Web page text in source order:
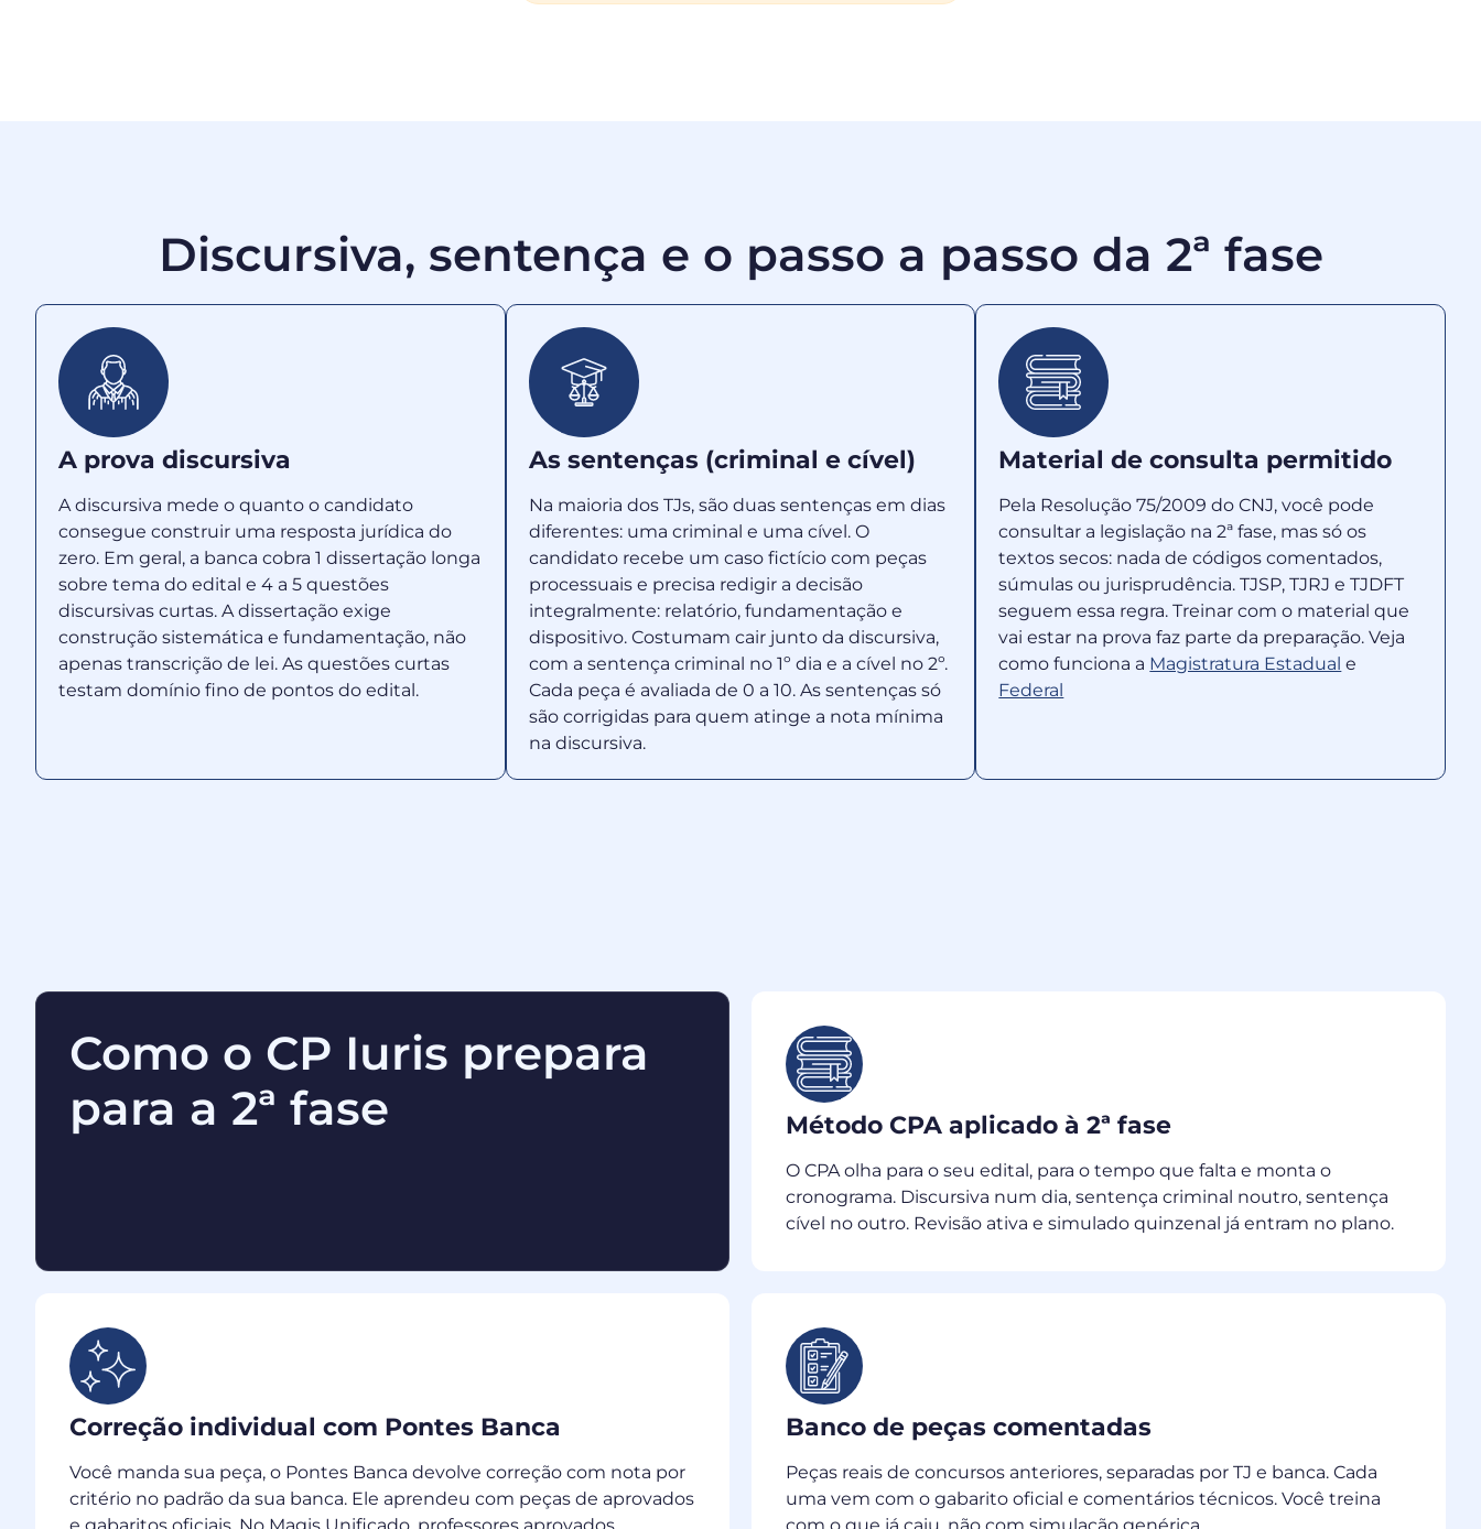
Discursiva, sentença e o passo a passo da 2ª fase
A prova discursiva
A discursiva mede o quanto o candidato
consegue construir uma resposta jurídica do
zero. Em geral, a banca cobra 1 dissertação longa
sobre tema do edital e 4 a 5 questões
discursivas curtas. A dissertação exige
construção sistemática e fundamentação, não
apenas transcrição de lei. As questões curtas
testam domínio fino de pontos do edital.
As sentenças (criminal e cível)
Na maioria dos TJs, são duas sentenças em dias
diferentes: uma criminal e uma cível. O
candidato recebe um caso fictício com peças
processuais e precisa redigir a decisão
integralmente: relatório, fundamentação e
dispositivo. Costumam cair junto da discursiva,
com a sentença criminal no 1º dia e a cível no 2º.
Cada peça é avaliada de 0 a 10. As sentenças só
são corrigidas para quem atinge a nota mínima
na discursiva.
Material de consulta permitido
Pela Resolução 75/2009 do CNJ, você pode
consultar a legislação na 2ª fase, mas só os
textos secos: nada de códigos comentados,
súmulas ou jurisprudência. TJSP, TJRJ e TJDFT
seguem essa regra. Treinar com o material que
vai estar na prova faz parte da preparação. Veja
como funciona a Magistratura Estadual e
Federal
Como o CP Iuris prepara
para a 2ª fase
Método CPA aplicado à 2ª fase
O CPA olha para o seu edital, para o tempo que falta e monta o
cronograma. Discursiva num dia, sentença criminal noutro, sentença
cível no outro. Revisão ativa e simulado quinzenal já entram no plano.
Correção individual com Pontes Banca
Você manda sua peça, o Pontes Banca devolve correção com nota por
critério no padrão da sua banca. Ele aprendeu com peças de aprovados
Banco de peças comentadas
Peças reais de concursos anteriores, separadas por TJ e banca. Cada
uma vem com o gabarito oficial e comentários técnicos. Você treina